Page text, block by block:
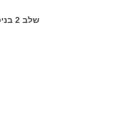
שלב 2 בניסוי הקליני של טיפול בדלדול העצם באמצעות